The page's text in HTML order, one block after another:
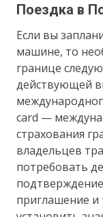
Поездка в
Если вы
машине, то
границе
действующей
card —
страхования
владельцев
потребовать
приглашение и